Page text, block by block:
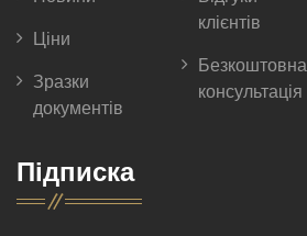
Ціни
Зразки
документів
клієнтів
Безкоштовна
консультація
Підписка